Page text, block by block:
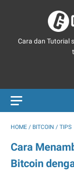
Cara dan Tutorial
HOME / BITCOIN / TIPS
Cara
Bitcoin